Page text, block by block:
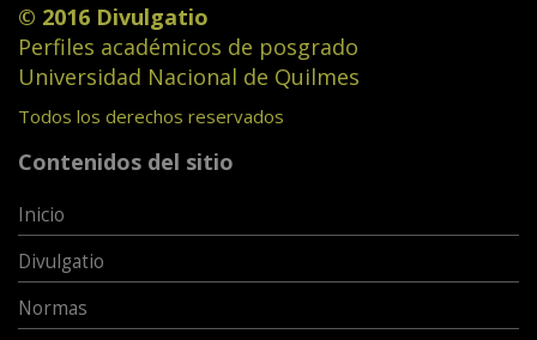
© 2016 Divulgatio
Perfiles académicos de posgrado
Universidad Nacional de Quilmes
Todos los derechos reservados
Contenidos del sitio
Inicio
Divulgatio
Normas